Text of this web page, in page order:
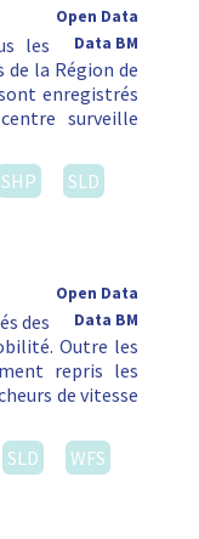
Open Data
Data BM
les
la Région de
enregistrés
surveille
SHP
SLD
Open Data
Data BM
des
Outre les
repris les
de vitesse
SLD
WFS